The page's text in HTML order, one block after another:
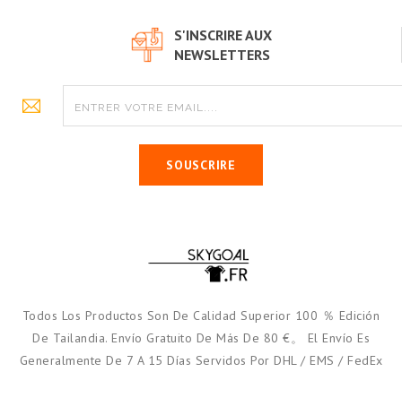
S'INSCRIRE AUX
NEWSLETTERS
SOUSCRIRE
Todos Los Productos Son De Calidad Superior 100 ％ Edición
De Tailandia. Envío Gratuito De Más De 80 €。 El Envío Es
Generalmente De 7 A 15 Días Servidos Por DHL / EMS / FedEx